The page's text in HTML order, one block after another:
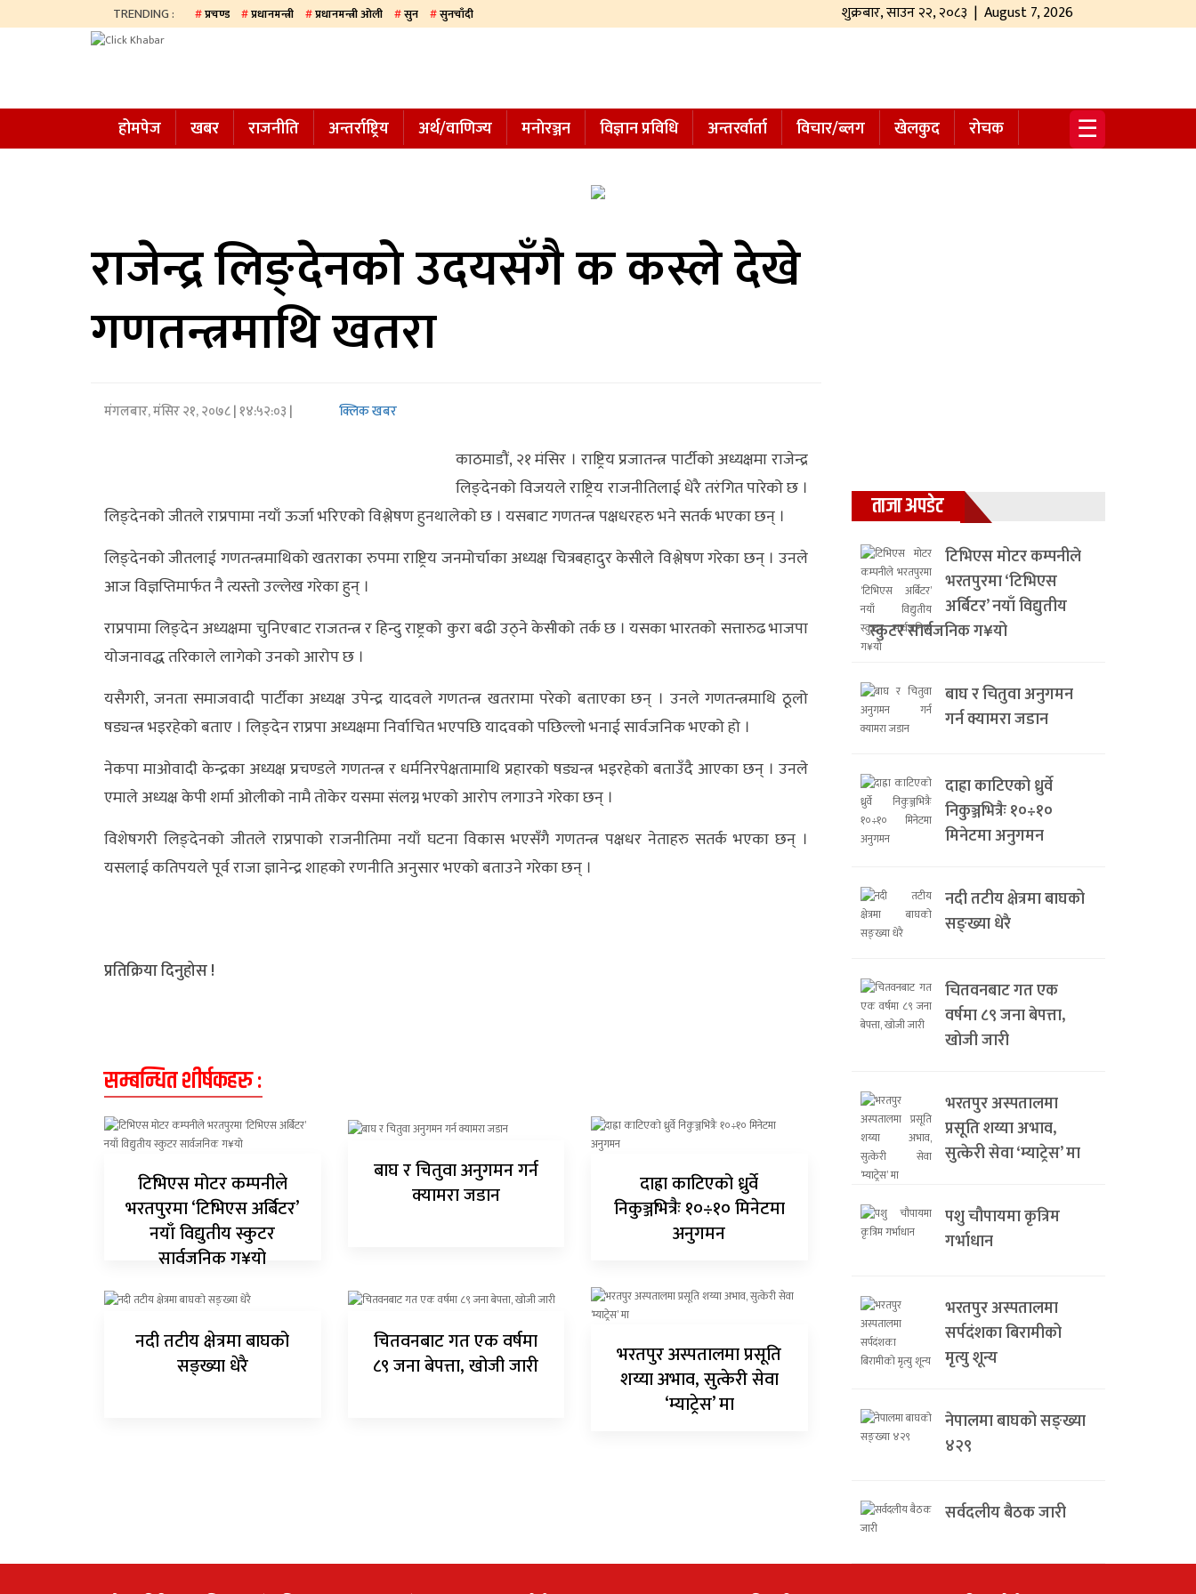
TRENDING : प्रचण्ड प्रधानमन्त्री प्रधानमन्त्री ओली सुन सुनचाँदी शुक्रबार,साउन२२,२०८३ | August 7, 2026
खबर
समाज
सम्पादकीय
☰
होमपेज खबर राजनीति अन्तर्राष्ट्रिय अर्थ/वाणिज्य मनाेरञ्जन विज्ञान प्रविधि अन्तरर्वार्ता विचार/ब्लग खेलकुद
रोचक
राजेन्द्र लिङ्देनको उदयसँगै क कस्ले देखे
गणतन्त्रमाथि खतरा
मंगलबार, मंसिर २१, २०७८| १४:५२:०३ | क्लिक खबर
काठमाडौं, २१ मंसिर । राष्ट्रिय प्रजातन्त्र पार्टीको अध्यक्षमा राजेन्द्र
लिङ्देनको विजयले राष्ट्रिय राजनीतिलाई धेरै तरंगित पारेको छ ।
लिङ्देनको जीतले राप्रपामा नयाँ ऊर्जा भरिएको विश्लेषण हुनथालेको छ । यसबाट गणतन्त्र पक्षधरहरु भने सतर्क भएका छन् ।
लिङ्देनको जीतलाई गणतन्त्रमाथिको खतराका रुपमा राष्ट्रिय जनमोर्चाका अध्यक्ष चित्रबहादुर केसीले विश्लेषण गरेका छन् । उनले
आज विज्ञप्तिमार्फत नै त्यस्तो उल्लेख गरेका हुन् ।
राप्रपामा लिङ्देन अध्यक्षमा चुनिएबाट राजतन्त्र र हिन्दु राष्ट्रको कुरा बढी उठ्ने केसीको तर्क छ । यसका भारतको सत्तारुढ भाजपा
योजनावद्ध तरिकाले लागेको उनको आरोप छ ।
यसैगरी, जनता समाजवादी पार्टीका अध्यक्ष उपेन्द्र यादवले गणतन्त्र खतरामा परेको बताएका छन् । उनले गणतन्त्रमाथि ठूलो
षड्यन्त्र भइरहेको बताए । लिङ्देन राप्रपा अध्यक्षमा निर्वाचित भएपछि यादवको पछिल्लो भनाई सार्वजनिक भएको हो ।
नेकपा माओवादी केन्द्रका अध्यक्ष प्रचण्डले गणतन्त्र र धर्मनिरपेक्षतामाथि प्रहारको षड्यन्त्र भइरहेको बताउँदै आएका छन् । उनले
एमाले अध्यक्ष केपी शर्मा ओलीको नामै तोकेर यसमा संलग्न भएको आरोप लगाउने गरेका छन् ।
विशेषगरी लिङ्देनको जीतले राप्रपाको राजनीतिमा नयाँ घटना विकास भएसँगै गणतन्त्र पक्षधर नेताहरु सतर्क भएका छन् ।
यसलाई कतिपयले पूर्व राजा ज्ञानेन्द्र शाहको रणनीति अनुसार भएको बताउने गरेका छन् ।
प्रतिक्रिया दिनुहोस !
सम्बन्धित शीर्षकहरु :
टिभिएस मोटर कम्पनीले
भरतपुरमा ‘टिभिएस अर्बिटर’
नयाँ विद्युतीय स्कुटर
सार्वजनिक ग¥यो
बाघ र चितुवा अनुगमन गर्न
क्यामरा जडान
दाह्रा काटिएको ध्रुर्वे
निकुञ्जभित्रैः १०÷१० मिनेटमा
अनुगमन
नदी तटीय क्षेत्रमा बाघको
सङ्ख्या धेरै
चितवनबाट गत एक वर्षमा
८९ जना बेपत्ता, खोजी जारी
भरतपुर अस्पतालमा प्रसूति
शय्या अभाव, सुत्केरी सेवा
‘म्याट्रेस’ मा
ताजा अपडेट
टिभिएस मोटर कम्पनीले
भरतपुरमा ‘टिभिएस
अर्बिटर’ नयाँ विद्युतीय
स्कुटर सार्वजनिक ग¥यो
बाघ र चितुवा अनुगमन
गर्न क्यामरा जडान
दाह्रा काटिएको ध्रुर्वे
निकुञ्जभित्रैः १०÷१०
मिनेटमा अनुगमन
नदी तटीय क्षेत्रमा बाघको
सङ्ख्या धेरै
चितवनबाट गत एक
वर्षमा ८९ जना बेपत्ता,
खोजी जारी
भरतपुर अस्पतालमा
प्रसूति शय्या अभाव,
सुत्केरी सेवा ‘म्याट्रेस’ मा
पशु चौपायमा कृत्रिम
गर्भाधान
भरतपुर अस्पतालमा
सर्पदंशका बिरामीको
मृत्यु शून्य
नेपालमा बाघको सङ्ख्या
४२९
सर्वदलीय बैठक जारी